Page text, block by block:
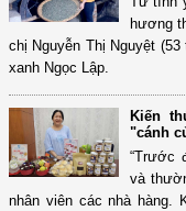
hương
chị Nguyễn Thị Nguyệt
xanh Ngọc Lập.
Kiến
"cánh
“Trước
và
nhân viên các nhà hàng.